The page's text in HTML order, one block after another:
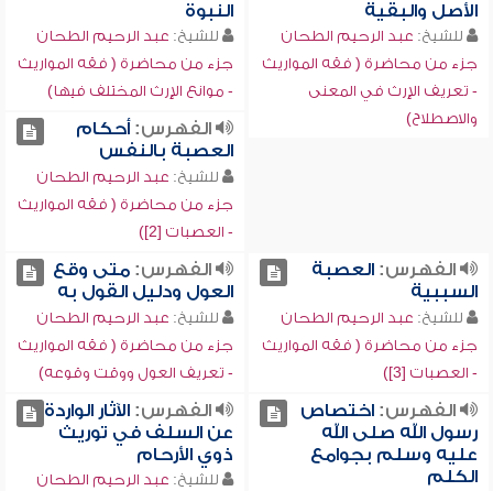
الأصل والبقية
للشيخ: عبد الرحيم الطحان
جزء من محاضرة ( فقه المواريث
- تعريف الإرث في المعنى
والاصطلاح)
النبوة
للشيخ: عبد الرحيم الطحان
جزء من محاضرة ( فقه المواريث
- موانع الإرث المختلف فيها)
الفهرس:أحكام
العصبة بالنفس
للشيخ: عبد الرحيم الطحان
جزء من محاضرة ( فقه المواريث
- العصبات [2])
الفهرس:العصبة
السببية
للشيخ: عبد الرحيم الطحان
جزء من محاضرة ( فقه المواريث
- العصبات [3])
الفهرس:متى وقع
العول ودليل القول به
للشيخ: عبد الرحيم الطحان
جزء من محاضرة ( فقه المواريث
- تعريف العول ووقت وقوعه)
الفهرس:اختصاص
رسول الله صلى الله
عليه وسلم بجوامع
الكلم
الفهرس:الآثار الواردة
عن السلف في توريث
ذوي الأرحام
للشيخ: عبد الرحيم الطحان